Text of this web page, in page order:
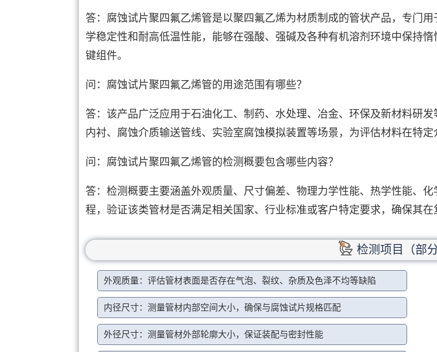
答：腐蚀试片聚四氟乙烯管是以聚四氟乙烯为材质制成的管状产品，专门
学稳定性和耐高低温性能，能够在强酸、强碱及各种有机溶剂环境中保持
键组件。
问：腐蚀试片聚四氟乙烯管的用途范围有哪些？
答：该产品广泛应用于石油化工、制药、水处理、冶金、环保及新材料研
内衬、腐蚀介质输送管线、实验室腐蚀模拟装置等场景，为评估材料在特定
问：腐蚀试片聚四氟乙烯管的检测概要包含哪些内容？
答：检测概要主要涵盖外观质量、尺寸偏差、物理力学性能、热学性能、
程，验证该类管材是否满足相关国家、行业标准或客户特定要求，确保其在
检测项目（部分
外观质量：评估管材表面是否存在气泡、裂纹、杂质及色泽不均等缺陷
内径尺寸：测量管材内部空间大小，确保与腐蚀试片规格匹配
外径尺寸：测量管材外部轮廓大小，保证装配与密封性能